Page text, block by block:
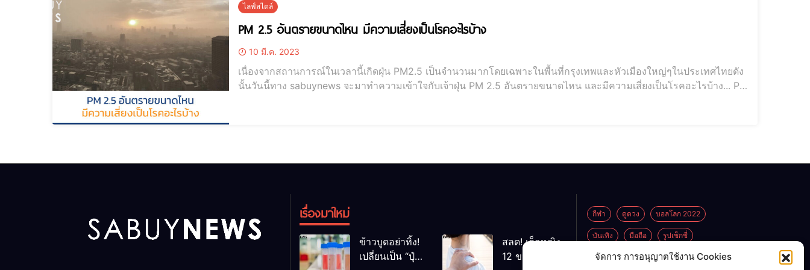
จัดการ การอนุญาตใช้งาน Cookies
ไลฟ์สไตล์
PM 2.5 อันตรายขนาดไหน มีความเสี่ยงเป็นโรคอะไรบ้าง
10 มี.ค. 2023
เนื่องจากสถานการณ์ในเวลานี้เกิดฝุ่น PM2.5 เป็นจำนวนมากโดยเฉพาะในพื้นที่กรุงเทพและหัวเมืองใหญ่ๆในประเทศไทยดัง
นั้นวันนี้ทาง sabuynews จะมาทำความเข้าใจกับเจ้าฝุ่น PM 2.5 อันตรายขนาดไหน และมีความเสี่ยงเป็นโรคอะไรบ้าง... PM
เรื่องมาใหม่
ข้าวบูดอย่าทิ้ง!
เปลี่ยนเป็น “ปุ๋ย
สลด! เด็กหญิง
12 ขวบ ถูกพ่อ
กีฬา ดูดวง บอลโลก 2022
บันเทิง มือถือ รูปเซ็กซี่
ไลฟ์สไตล์